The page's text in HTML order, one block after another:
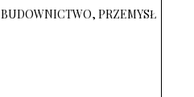
BUDOWNICTWO, PRZEMYSŁ